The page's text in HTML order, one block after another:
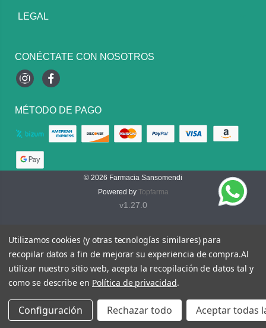
LEGAL
CONÉCTATE CON NOSOTROS
InstagramFacebook
MÉTODO DE PAGO
© 2026 Farmacia Sansomendi
Powered by Topfarma
v1.27.0
Utilizamos cookies (y otras tecnologías similares) para
recopilar datos a fin de mejorar su experiencia de compra.Al
utilizar nuestro sitio web, acepta la recopilación de datos tal y
como se describe en Política de privacidad.
Configuración Rechazar todo Aceptar todas